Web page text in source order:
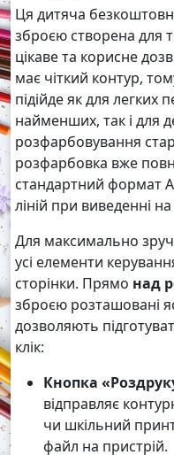
Ця дитяча
зброєю створена для
цікаве та корисне
має чіткий контур,
підійде як для
найменших, так і для
розфарбовування
розфарбовка вже
стандартний формат
ліній при виведенні
Для максимально
усі елементи
сторінки. Прямо над
зброєю розташовані
дозволяють
клік:
Кнопка
відправляє
чи шкільний
файл на пристрій.